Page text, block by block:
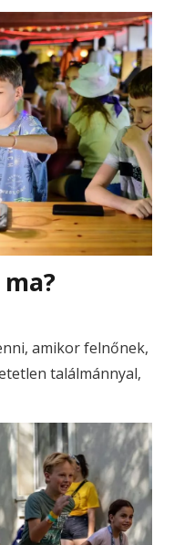
amikor felnőnek,
találmánnyal,